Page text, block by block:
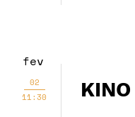
fev
02
11:30
KINO